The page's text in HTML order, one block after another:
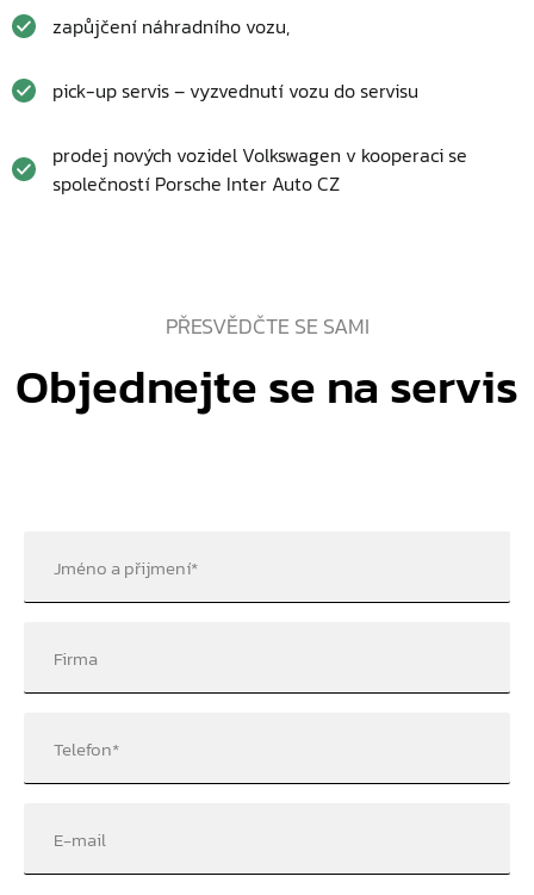
zapůjčení náhradního vozu,
pick-up servis – vyzvednutí vozu do servisu
prodej nových vozidel Volkswagen v kooperaci se
společností Porsche Inter Auto CZ
PŘESVĚDČTE SE SAMI
Objednejte se na servis
Jméno a přijmení*
Firma
Telefon*
E-mail